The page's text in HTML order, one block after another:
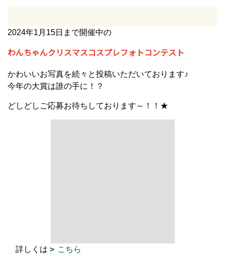
2024年1月15日まで開催中の
わんちゃんクリスマスコスプレフォトコンテスト
かわいいお写真を続々と投稿いただいております♪
今年の大賞は誰の手に！？
どしどしご応募お待ちしております～！！★
詳しくは こちら